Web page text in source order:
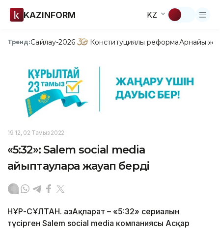
KAZINFORM KZ
Тренд:Сайлау-2026 Конституциялық реформаАрнайы
19:12, 02 Тамыз 2022
«5:32»: Salem social media
айыптауларға жауап берді
НҰР-СҰЛТАН. ҚазАқпарат – «5:32» сериалын
түсірген Salem social media компаниясы Асқар